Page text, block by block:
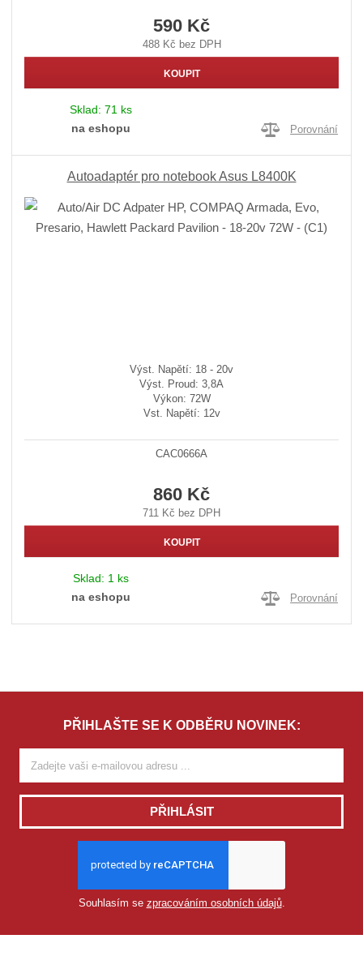
590 Kč
488 Kč bez DPH
KOUPIT
Sklad: 71 ks
na eshopu
Porovnání
Autoadaptér pro notebook Asus L8400K
Výst. Napětí: 18 - 20v
Výst. Proud: 3,8A
Výkon: 72W
Vst. Napětí: 12v
CAC0666A
860 Kč
711 Kč bez DPH
KOUPIT
Sklad: 1 ks
na eshopu
Porovnání
PŘIHLAŠTE SE K ODBĚRU NOVINEK:
PŘIHLÁSIT
Souhlasím se zpracováním osobních údajů.